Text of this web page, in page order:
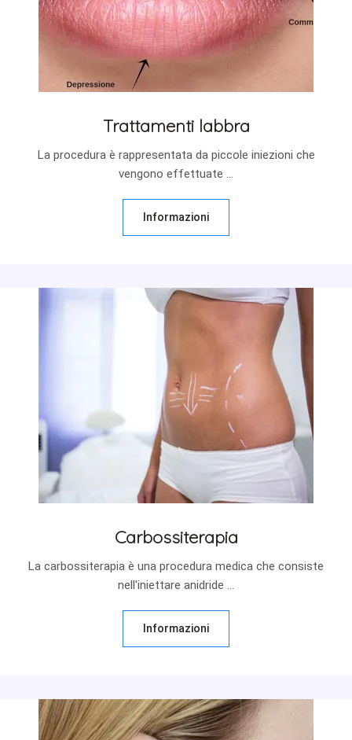
Trattamenti labbra
La procedura è rappresentata da piccole iniezioni che
vengono effettuate ...
Informazioni
Carbossiterapia
La carbossiterapia è una procedura medica che consiste
nell'iniettare anidride ...
Informazioni